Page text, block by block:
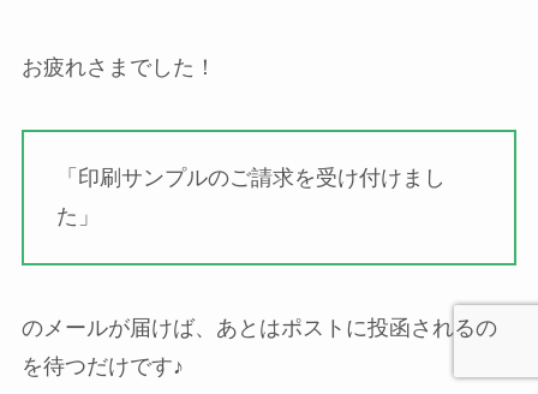
お疲れさまでした！
「印刷サンプルのご請求を受け付けまし
た」
のメールが届けば、あとはポストに投函されるの
を待つだけです♪